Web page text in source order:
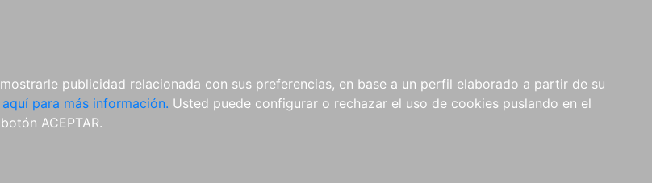
publicidad relacionada con sus preferencias, en base a un perfil elaborado a partir de su
para más información. Usted puede configurar o rechazar el uso de cookies puslando en el
ACEPTAR.
REVISTAS
CDS Y
DVDS
MATERIAL
COMPLEMENTARIO
NOVEDADES NOTICIAS
COMPRAS
INSTITUCIONALES